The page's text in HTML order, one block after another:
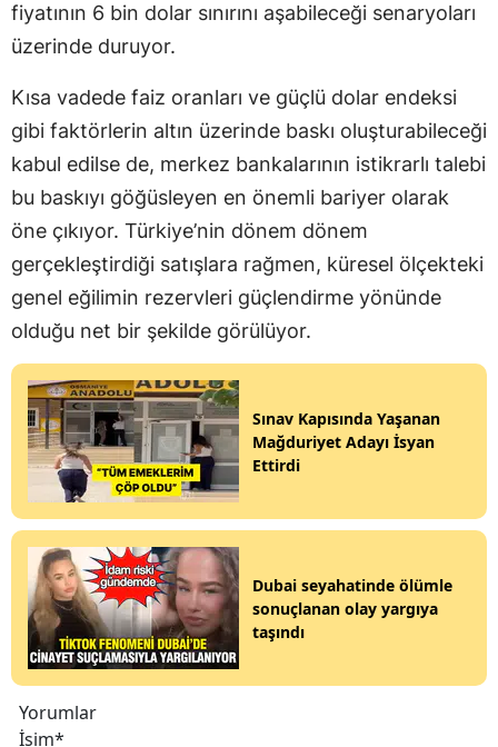
fiyatının 6 bin dolar sınırını aşabileceği senaryoları
üzerinde duruyor.
Kısa vadede faiz oranları ve güçlü dolar endeksi
gibi faktörlerin altın üzerinde baskı oluşturabileceği
kabul edilse de, merkez bankalarının istikrarlı talebi
bu baskıyı göğüsleyen en önemli bariyer olarak
öne çıkıyor. Türkiye’nin dönem dönem
gerçekleştirdiği satışlara rağmen, küresel ölçekteki
genel eğilimin rezervleri güçlendirme yönünde
olduğu net bir şekilde görülüyor.
Sınav Kapısında Yaşanan
Mağduriyet Adayı İsyan
Ettirdi
Dubai seyahatinde ölümle
sonuçlanan olay yargıya
taşındı
Yorumlar
İsim*